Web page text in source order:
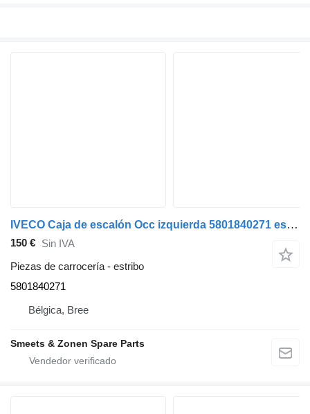
IVECO Caja de escalón Occ izquierda 5801840271 estribo para camión
150 € Sin IVA
Piezas de carrocería - estribo
5801840271
Bélgica, Bree
Smeets & Zonen Spare Parts